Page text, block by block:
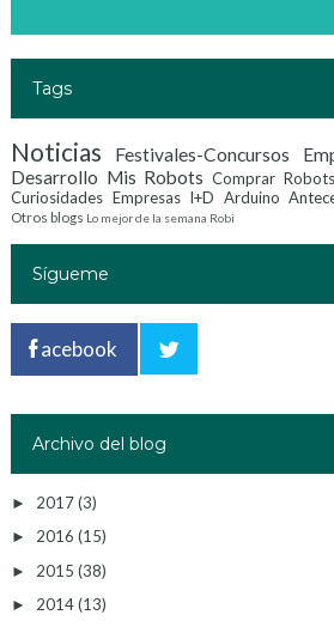
Tags
Noticias Festivales-Concursos
Desarrollo Mis Robots Comprar Robots
Curiosidades Empresas I+D Arduino
Otros blogs Lo mejor de la semana Robi
Sígueme
acebook
Archivo del blog
► 2017(3)
► 2016 (15)
► 2015 (38)
► 2014(13)